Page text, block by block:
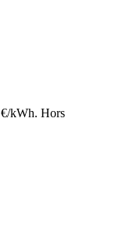
€/kWh. Hors